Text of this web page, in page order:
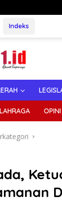
Dukung
Indeks
OPINI